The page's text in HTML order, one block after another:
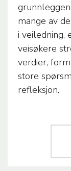
E
T
E
M
A
mange av
i veiledning,
veisøkere
verdier,
store
refleksjon.